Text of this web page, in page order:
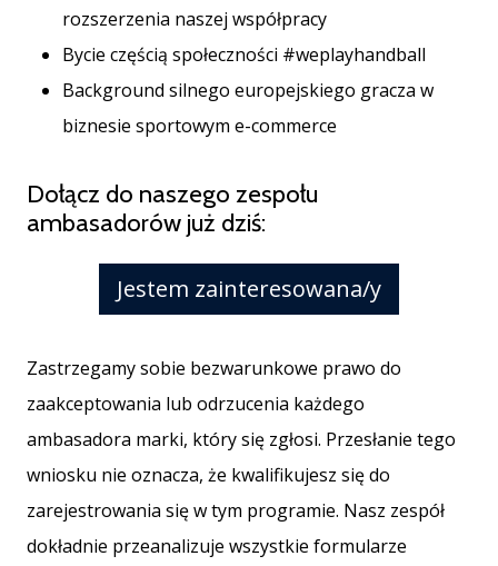
ambasador
Weplayhandball
Pokaż
wszystkie
artykuły
rozszerzenia naszej współpracy
Bycie częścią społeczności #weplayhandball
Background silnego europejskiego gracza w
biznesie sportowym e-commerce
Dołącz do naszego zespołu
ambasadorów już dziś:
Jestem zainteresowana/y
Zastrzegamy sobie bezwarunkowe prawo do
zaakceptowania lub odrzucenia każdego
ambasadora marki, który się zgłosi. Przesłanie tego
wniosku nie oznacza, że kwalifikujesz się do
zarejestrowania się w tym programie. Nasz zespół
dokładnie przeanalizuje wszystkie formularze